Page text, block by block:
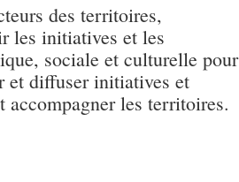
des territoires,
les initiatives et les
sociale et culturelle pour
et diffuser initiatives et
accompagner les territoires.